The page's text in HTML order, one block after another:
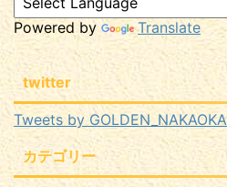
Powered by Translate
twitter
Tweets by GOLDEN_NAKAOKA
カテゴリー